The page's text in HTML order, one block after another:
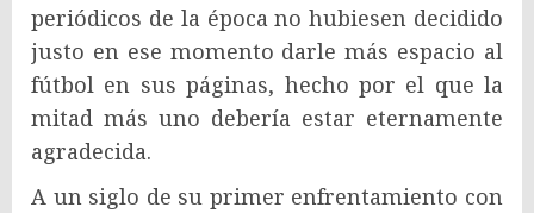
periódicos de la época no hubiesen decidido
justo en ese momento darle más espacio al
fútbol en sus páginas, hecho por el que la
mitad más uno debería estar eternamente
agradecida.
A un siglo de su primer enfrentamiento con